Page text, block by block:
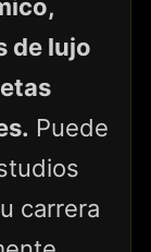
de lujo
Puede
carrera